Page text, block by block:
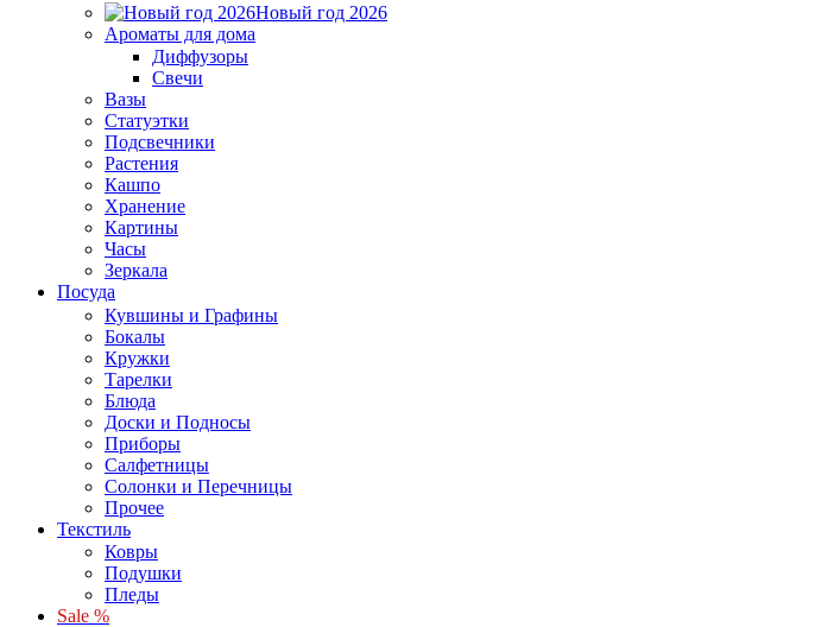
Новый год 2026
Ароматы для дома
Диффузоры
Свечи
Вазы
Статуэтки
Подсвечники
Растения
Кашпо
Хранение
Картины
Часы
Зеркала
Посуда
Кувшины и Графины
Бокалы
Кружки
Тарелки
Блюда
Доски и Подносы
Приборы
Салфетницы
Солонки и Перечницы
Прочее
Текстиль
Ковры
Подушки
Пледы
Sale %